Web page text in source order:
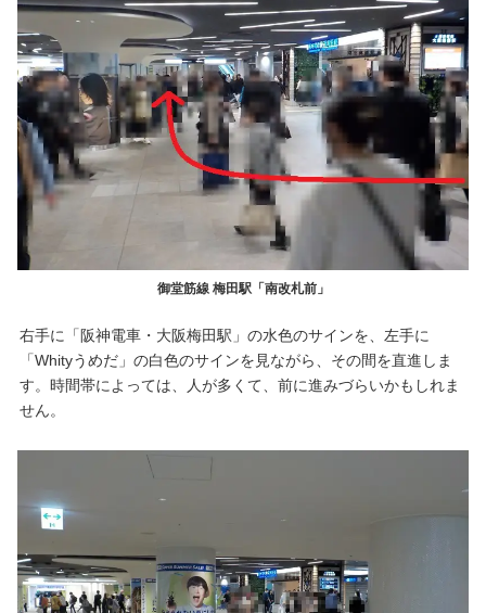
御堂筋線 梅田駅「南改札前」
右手に「阪神電車・大阪梅田駅」の水色のサインを、左手に
「Whityうめだ」の白色のサインを見ながら、その間を直進しま
す。時間帯によっては、人が多くて、前に進みづらいかもしれま
せん。